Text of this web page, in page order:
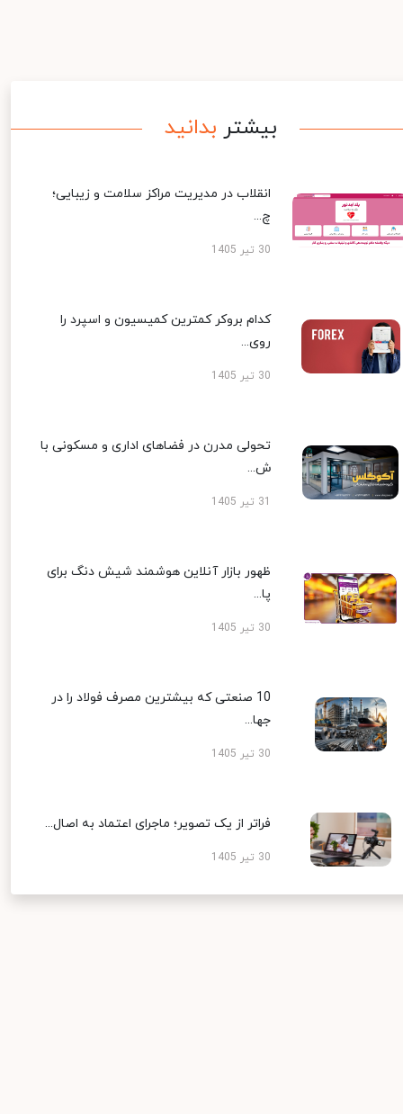
بیشتر بدانید
انقلاب در مدیریت مراکز سلامت و زیبایی؛
چ...
30 تیر 1405
کدام بروکر کمترین کمیسیون و اسپرد را
روی...
30 تیر 1405
تحولی مدرن در فضاهای اداری و مسکونی با
ش...
ظهور بازار آنلاین هوشمند شیش دنگ برای
پا...
30 تیر 1405
10 صنعتی که بیشترین مصرف فولاد را در
جها...
30 تیر 1405
فراتر از یک تصویر؛ ماجرای اعتماد به اصال...
30 تیر 1405